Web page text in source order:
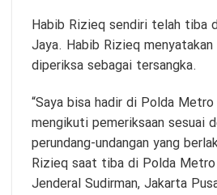
Habib Rizieq sendiri telah tiba
Jaya. Habib Rizieq
diperiksa sebagai tersangka.
“Saya bisa hadir di Polda
mengikuti pemeriksaan sesuai
perundang-undangan yang
Rizieq saat tiba di Polda Metro
Jenderal Sudirman, Jakarta